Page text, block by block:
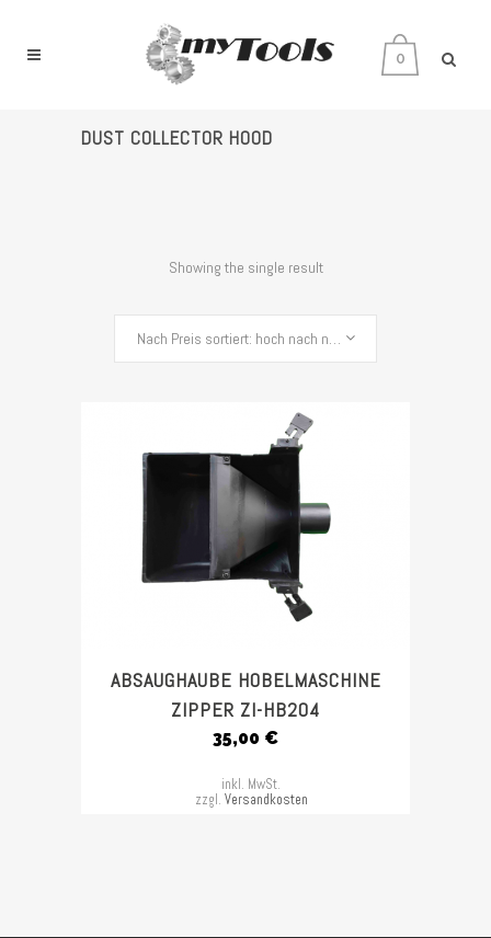
0
DUST COLLECTOR HOOD
Showing the single result
Nach Preis sortiert: hoch nach niedrig
ABSAUGHAUBE HOBELMASCHINE
ZIPPER ZI-HB204
35,00 €
inkl. MwSt.
zzgl. Versandkosten